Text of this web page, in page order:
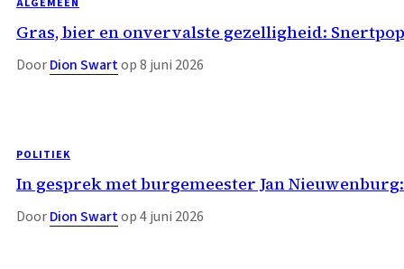
Gras, bier en onvervalste gezelligheid:
DoorDion Swartop 8 juni 2026
POLITIEK
In gesprek met burgemeester Jan
DoorDion Swartop 4 juni 2026